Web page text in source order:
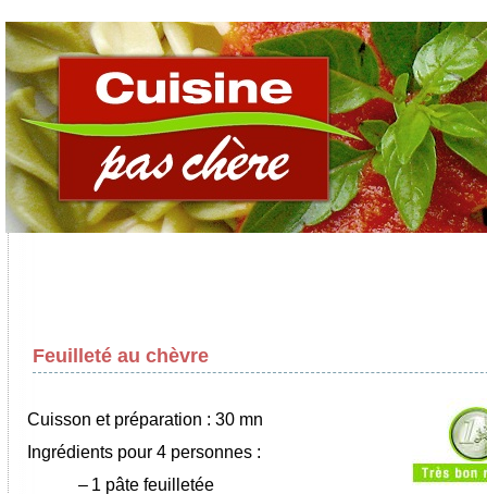
Feuilleté au chèvre
Cuisson et préparation : 30 mn
Ingrédients pour 4 personnes :
– 1 pâte feuilletée